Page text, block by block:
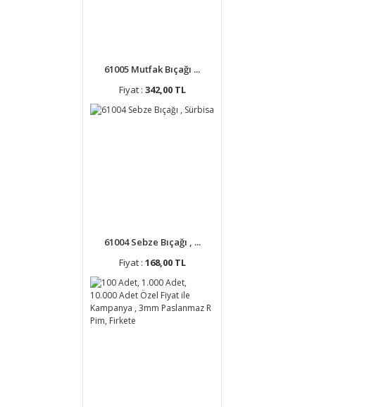
61005 Mutfak Bıçağı ...
Fiyat : 342,00 TL
61004 Sebze Bıçağı , ...
Fiyat : 168,00 TL